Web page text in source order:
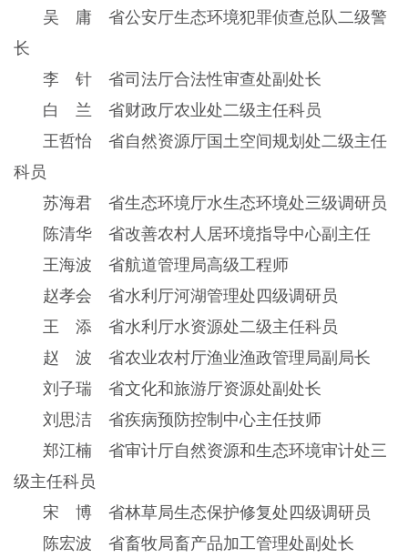
吴 庸 省公安厅生态环境犯罪侦查总队二级警
长
李 针 省司法厅合法性审查处副处长
白 兰 省财政厅农业处二级主任科员
王哲怡 省自然资源厅国土空间规划处二级主任
科员
苏海君 省生态环境厅水生态环境处三级调研员
陈清华 省改善农村人居环境指导中心副主任
王海波 省航道管理局高级工程师
赵孝会 省水利厅河湖管理处四级调研员
王 添 省水利厅水资源处二级主任科员
赵 波 省农业农村厅渔业渔政管理局副局长
刘子瑞 省文化和旅游厅资源处副处长
刘思洁 省疾病预防控制中心主任技师
郑江楠 省审计厅自然资源和生态环境审计处三
级主任科员
宋 博 省林草局生态保护修复处四级调研员
陈宏波 省畜牧局畜产品加工管理处副处长